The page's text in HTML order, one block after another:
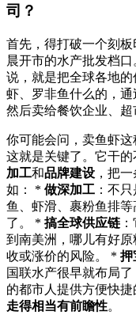
司？
首先，得打破一个刻
晨开市的水产批发档口
说，就是把全球各地
虾、罗非鱼什么的，通
然后卖给餐饮企业、超
你可能会问，卖鱼虾这
这就是关键了。它干
加工和品牌建设 ，把
如： * 做深加工 ：不
鱼、虾滑、裹粉鱼排
了。 * 搞全球供应链
到南美洲，哪儿有好
收或涨价的风险。 * 押
国联水产很早就布局
的都市人提供方便快捷
走得相当有前瞻性。